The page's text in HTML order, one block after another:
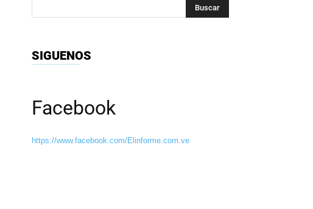
SIGUENOS
Facebook
https://www.facebook.com/Elinforme.com.ve